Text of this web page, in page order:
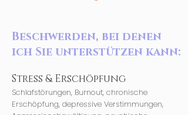
Beschwerden, bei denen
ich Sie unterstützen kann:
​Stress & Erschöpfung
​Schlafstörungen, Burnout, chronische
Erschöpfung, depressive Verstimmungen,